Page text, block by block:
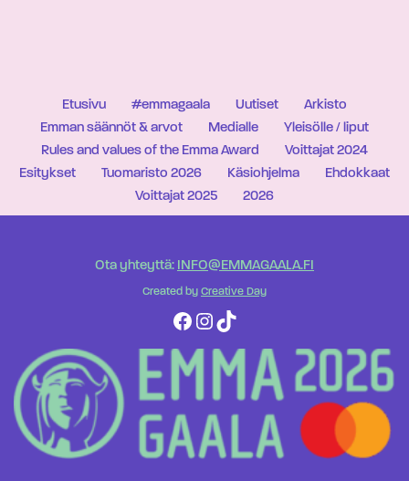
Etusivu #emmagaala Uutiset
Arkisto
Emman säännöt & arvot
Medialle
Yleisölle / liput
Rules and values of the Emma Award
Voittajat 2024
Esitykset
Tuomaristo 2026 Käsiohjelma
Ehdokkaat
Voittajat 2025
2026
Ota yhteyttä: INFO@EMMAGAALA.FI
Created by Creative Day